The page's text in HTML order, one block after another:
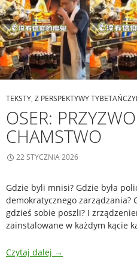
TEKSTY, Z PERSPEKTYWY
OSER:
CHAMSTWO
22 STYCZNIA 2026
Gdzie byli mnisi? Gdzie była
demokratycznego zarządzania?
gdzieś sobie poszli? I
zainstalowane w każdym kącie
Czytaj dalej →